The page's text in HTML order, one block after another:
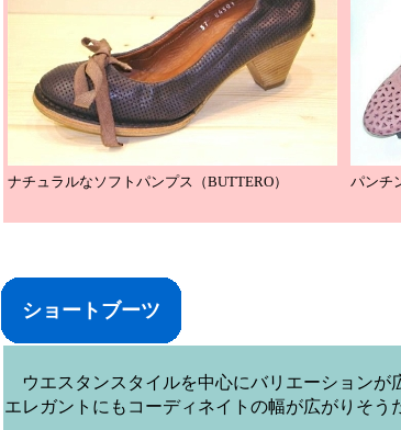
ナチュラルなソフトパンプス（BUTTERO） パンチ
ショートブーツ
ウエスタンスタイルを中心にバリエーションが
エレガントにもコーディネイトの幅が広がりそう